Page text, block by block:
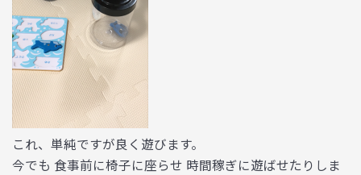
これ、単純ですが良く遊びます。
今でも 食事前に椅子に座らせ 時間稼ぎに遊ばせたりしま